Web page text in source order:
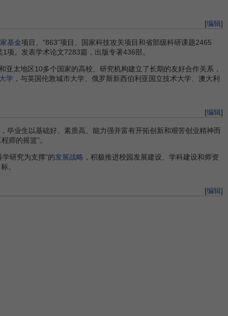
[编辑]
基金项目、“863”项目、国家科技攻关项目和省部级科研课题2465
项。发表学术论文7283篇，出版专著436部。
太地区10多个国家的高校、研究机构建立了长期的友好合作关系，
学 ，与英国伦敦城市大学、俄罗斯新西伯利亚国立技术大学、澳大利
[编辑]
业生以基础好、素质高、能力强并富有开拓创新和艰苦创业精神而
师的摇篮”。
研究为支撑”的发展战略 ，积极推进校园发展建设、学科建设和师资
。
[编辑]